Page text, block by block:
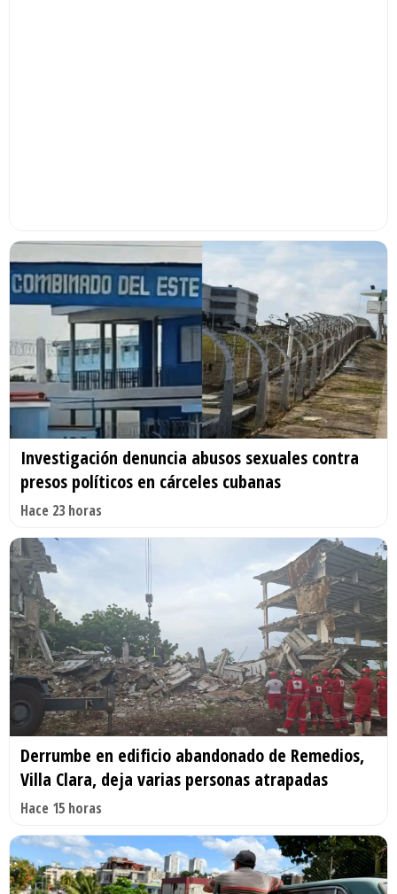
Investigación denuncia abusos sexuales contra
presos políticos en cárceles cubanas
Hace 23 horas
Derrumbe en edificio abandonado de Remedios,
Villa Clara, deja varias personas atrapadas
Hace 15 horas